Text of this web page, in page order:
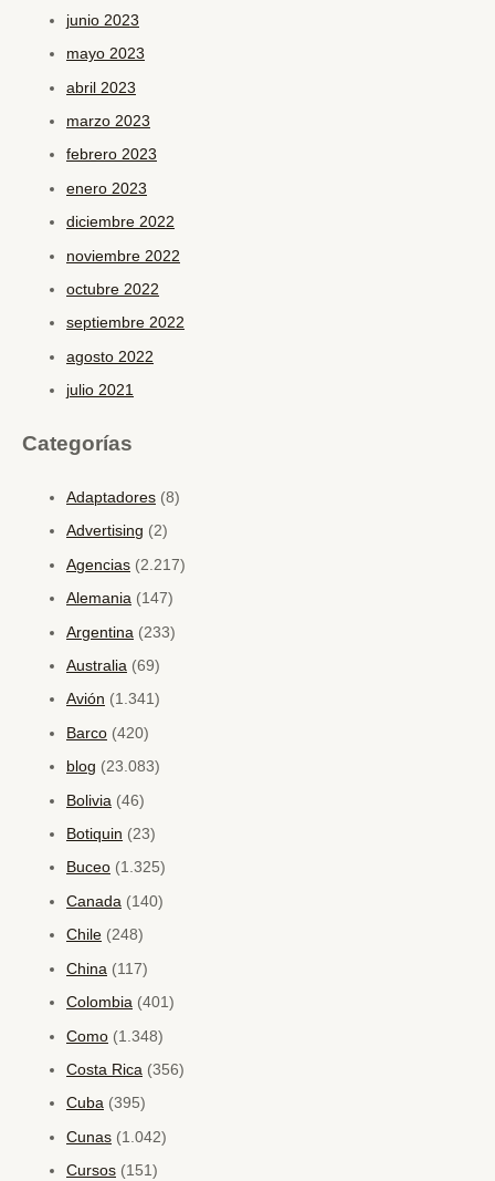
junio 2023
mayo 2023
abril 2023
marzo 2023
febrero 2023
enero 2023
diciembre 2022
noviembre 2022
octubre 2022
septiembre 2022
agosto 2022
julio 2021
Categorías
Adaptadores (8)
Advertising (2)
Agencias (2.217)
Alemania (147)
Argentina (233)
Australia (69)
Avión (1.341)
Barco (420)
blog (23.083)
Bolivia (46)
Botiquin (23)
Buceo (1.325)
Canada (140)
Chile (248)
China (117)
Colombia (401)
Como (1.348)
Costa Rica (356)
Cuba (395)
Cunas (1.042)
Cursos (151)